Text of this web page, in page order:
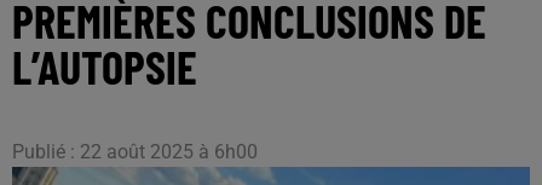
PREMIÈRES CONCLUSIONS DE
L’AUTOPSIE
Publié : 22 août 2025 à 6h00